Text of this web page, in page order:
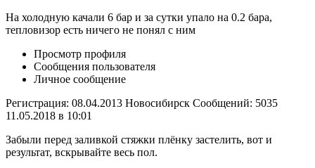
На холодную качали 6 бар и за сутки упало на 0.2 бара,
тепловизор есть ничего не понял с ним
Просмотр профиля
Сообщения пользователя
Личное сообщение
Регистрация: 08.04.2013 Новосибирск Сообщений: 5035
11.05.2018 в 10:01
Забыли перед заливкой стяжки плёнку застелить, вот и
результат, вскрывайте весь пол.